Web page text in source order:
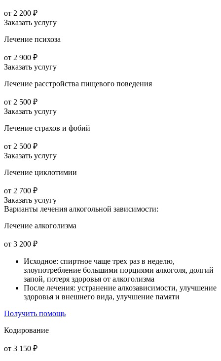
от 2 200 ₽
Заказать услугу
Лечение психоза
от 2 900 ₽
Заказать услугу
Лечение расстройства пищевого поведения
от 2 500 ₽
Заказать услугу
Лечение страхов и фобий
от 2 500 ₽
Заказать услугу
Лечение циклотимии
от 2 700 ₽
Заказать услугу
Варианты лечения алкогольной зависимости:
Лечение алкоголизма
от 3 200 ₽
Исходное: спиртное чаще трех раз в неделю,
злоупотребление большими порциями алкоголя, долгий
запой, потеря здоровья от алкоголизма
После лечения: устранение алкозависимости, улучшение
здоровья и внешнего вида, улучшение памяти
Получить помощь
Кодирование
от 3 150 ₽